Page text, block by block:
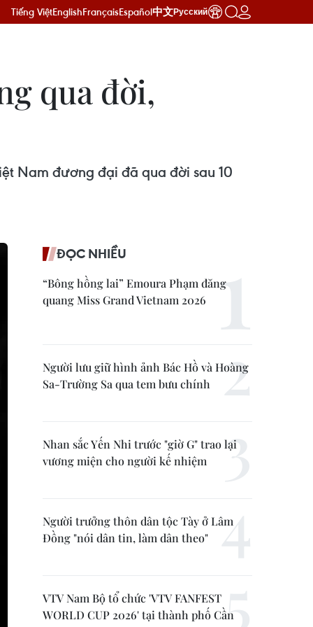
Tiếng ViệtEnglishFrançaisEspañol中文Русский
qua đời,
Nam đương đại đã qua đời sau 10
ĐỌC NHIỀU
“Bông hồng lai” Emoura Phạm đăng
quang Miss Grand Vietnam 2026
Người lưu giữ hình ảnh Bác Hồ và Hoàng
Sa-Trường Sa qua tem bưu chính
Nhan sắc Yến Nhi trước "giờ G" trao lại
vương miện cho người kế nhiệm
Người trưởng thôn dân tộc Tày ở Lâm
Đồng "nói dân tin, làm dân theo"
VTV Nam Bộ tổ chức 'VTV FANFEST
WORLD CUP 2026' tại thành phố Cần